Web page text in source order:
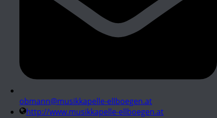
obmann@musikkapelle-ellboegen.at
http://www.musikkapelle-ellboegen.at